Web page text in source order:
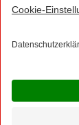
Jetzt
Geben Sie über